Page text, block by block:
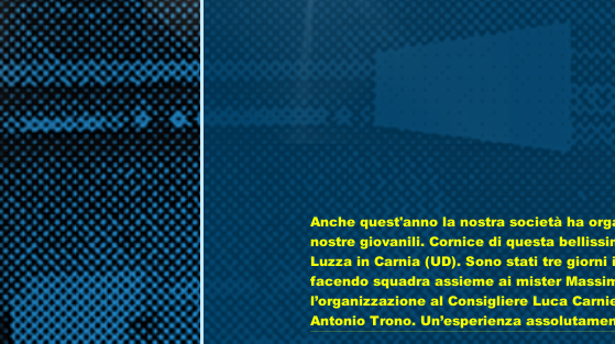
Anche quest'anno la nostra società ha
nostre giovanili. Cornice di questa
Luzza in Carnia (UD). Sono stati tre
facendo squadra assieme ai mister
l’organizzazione al Consigliere Luca
Antonio Trono. Un’esperienza